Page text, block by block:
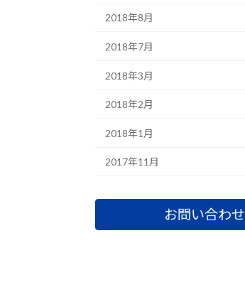
2018年8月
2018年7月
2018年3月
2018年2月
2018年1月
2017年11月
お問い合わせ